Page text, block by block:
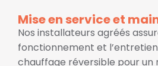
Mise en service et
Nos installateurs agréés
fonctionnement et
chauffage réversible pour un